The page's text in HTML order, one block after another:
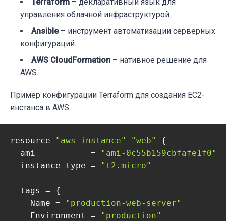
управления облачной инфраструктурой.
Ansible– инструмент автоматизации серверных
конфигураций.
AWS CloudFormation – нативное решение для
AWS.
Пример конфигурации Terraform для создания EC2-
инстанса в AWS:
resource "aws_instance" "web"
{
  ami           =
"ami-0c55b159cbfafe1f0"
  instance_type =
"t2.micro"
  tags = {
    Name =
"production-web-server"
    Environment =
"production"